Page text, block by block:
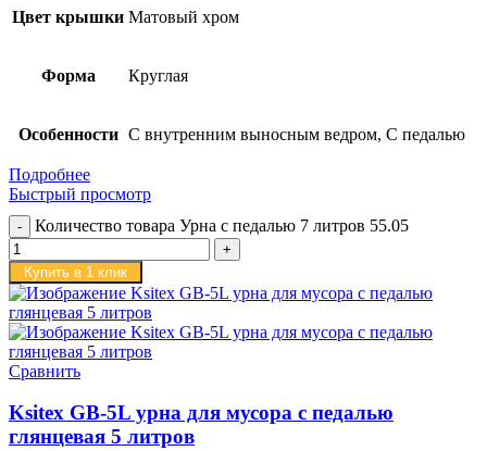
Цвет крышки Матовый хром
Форма Круглая
Особенности С внутренним выносным ведром, С педалью
Подробнее
Быстрый просмотр
Количество товара Урна с педалью 7 литров 55.05
Купить в 1 клик
Сравнить
Ksitex GB-5L урна для мусора с педалью
глянцевая 5 литров